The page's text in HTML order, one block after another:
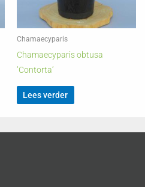
Chamaecyparis
Chamaecyparis obtusa
‘Contorta’
Lees verder